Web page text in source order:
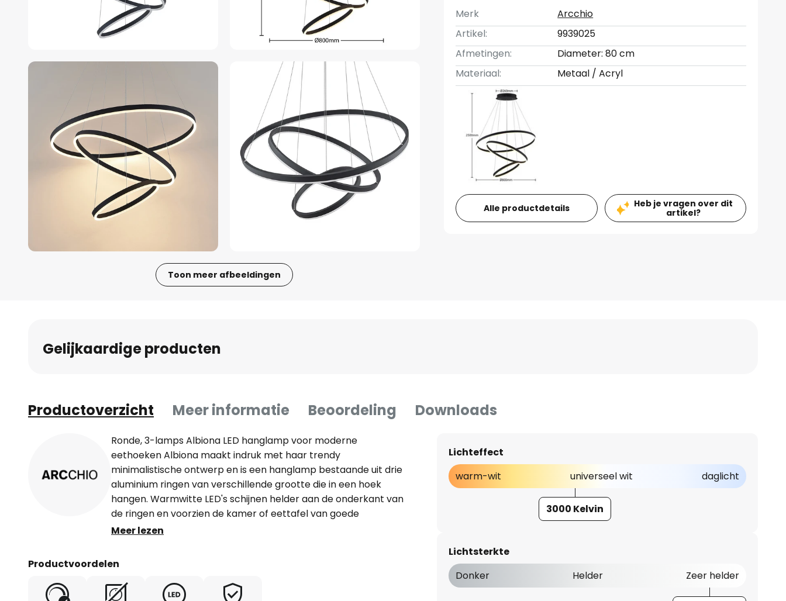
Toon meer afbeeldingen
van
Merk
Arcchio
Artikel:
9939025
Afmetingen:
Diameter: 80 cm
Materiaal:
Metaal / Acryl
Alle productdetails
Heb je vragen over dit
artikel?
Gelijkaardige producten
Productoverzicht Meer informatie Beoordeling Downloads
Ronde, 3-lamps Albiona LED hanglamp voor moderne
eethoeken Albiona maakt indruk met haar trendy
minimalistische ontwerp en is een hanglamp bestaande uit drie
aluminium ringen van verschillende grootte die in een hoek
hangen. Warmwitte LED's schijnen helder aan de onderkant van
de ringen en voorzien de kamer of eettafel van goede
sfeerverlichting. Het zwarte oppervlak ziet er opvallend en
eetruimtes.
Meer lezen
Productvoordelen
Lichteffect
warm-wit
universeel wit daglicht
3000 Kelvin
Lichtsterkte
Donker
Helder Zeer helder